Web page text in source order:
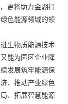
更将助力金湖打
色能源领域的领
生物质能源技术
能为园区企业降
发展筑牢能源保
、推动产业绿色
、拓展智慧能源